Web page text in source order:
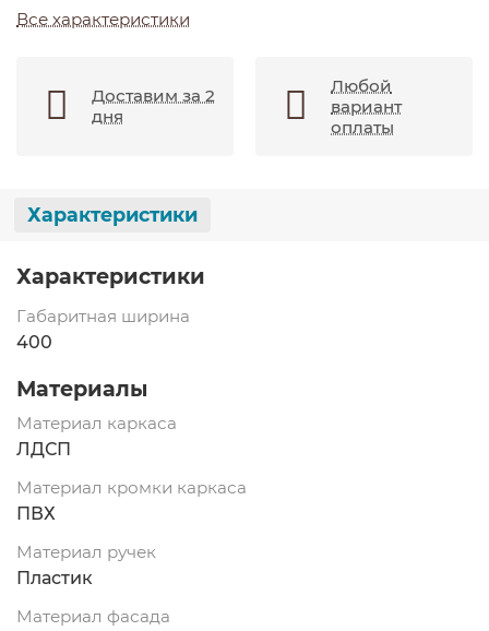
Все характеристики
Доставим за 2
дня
Любой
вариант
оплаты
Характеристики
Характеристики
Габаритная ширина
400
Материалы
Материал каркаса
ЛДСП
Материал кромки каркаса
ПВХ
Материал ручек
Пластик
Материал фасада